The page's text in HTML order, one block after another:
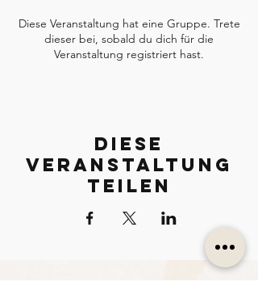
Diese Veranstaltung hat eine Gruppe. Trete
dieser bei, sobald du dich für die
Veranstaltung registriert hast.
Diese
Veranstaltung
teilen